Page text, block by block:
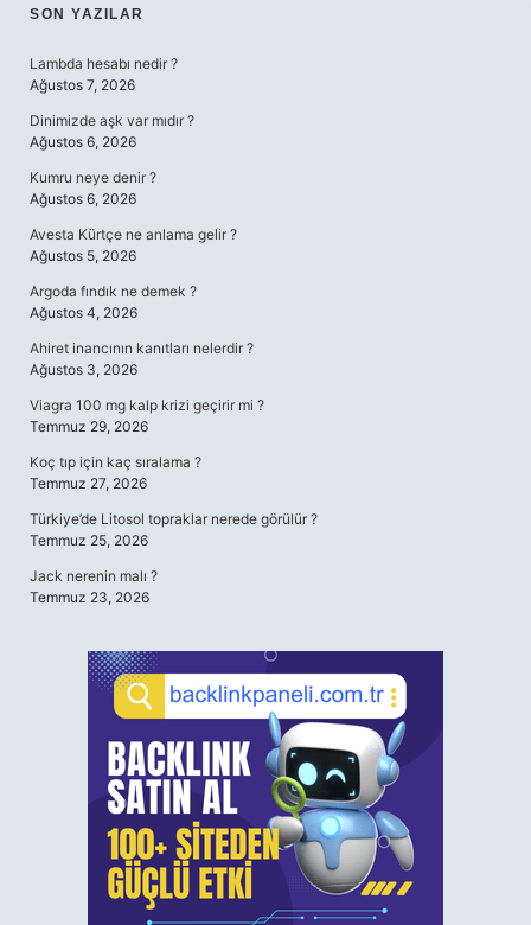
SIDEBAR
SON YAZILAR
Lambda hesabı nedir ?
Ağustos 7, 2026
Dinimizde aşk var mıdır ?
Ağustos 6, 2026
Kumru neye denir ?
Ağustos 6, 2026
Avesta Kürtçe ne anlama gelir ?
Ağustos 5, 2026
Argoda fındık ne demek ?
Ağustos 4, 2026
Ahiret inancının kanıtları nelerdir ?
Ağustos 3, 2026
Viagra 100 mg kalp krizi geçirir mi ?
Temmuz 29, 2026
Koç tıp için kaç sıralama ?
Temmuz 27, 2026
Türkiye’de Litosol topraklar nerede görülür ?
Temmuz 25, 2026
Jack nerenin malı ?
Temmuz 23, 2026